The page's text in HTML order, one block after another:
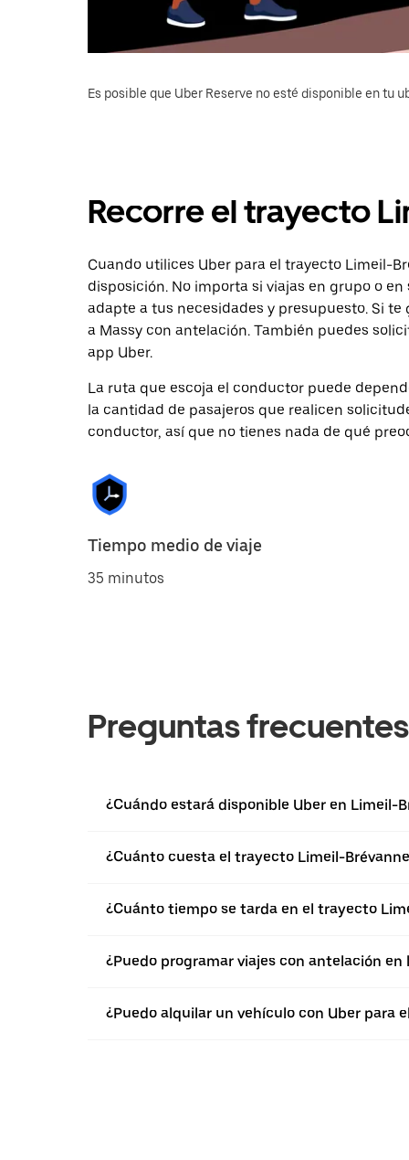
Es posible que Uber Reserve no esté disponible en tu
Recorre el trayecto
Cuando utilices Uber para el trayecto Limeil-
disposición. No importa si viajas en grupo o
adapte a tus necesidades y presupuesto. Si
a Massy con antelación. También puedes
app Uber.
La ruta que escoja el conductor puede
la cantidad de pasajeros que realicen
conductor, así que no tienes nada de qué
Tiempo medio de viaje
35 minutos
Preguntas frecuentes
¿Cuándo estará disponible Uber en Limeil-
¿Cuánto cuesta el trayecto Limeil-
¿Cuánto tiempo se tarda en el trayecto
¿Puedo programar viajes con antelación
¿Puedo alquilar un vehículo con Uber para